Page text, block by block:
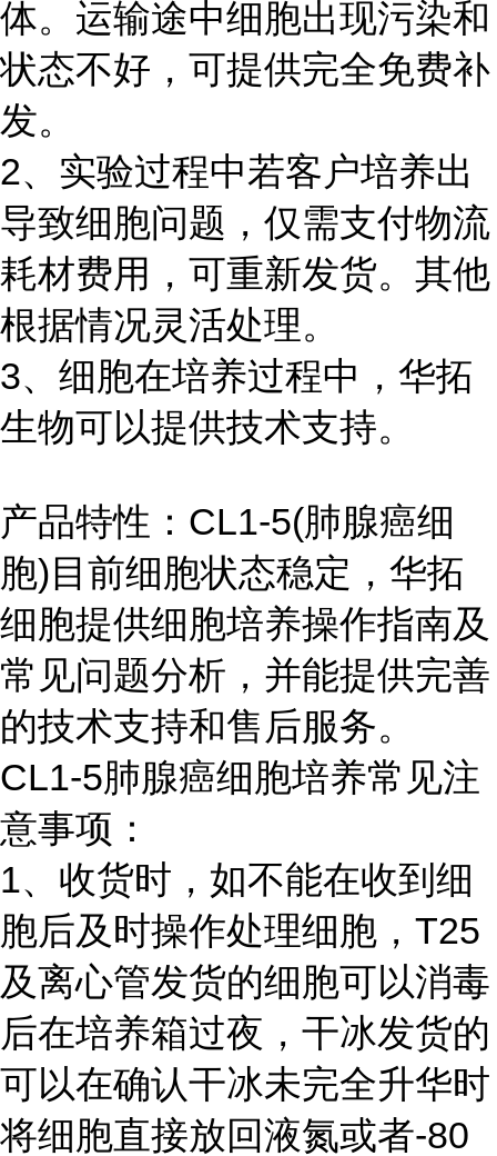
体。运输途中细胞出现污染和
状态不好，可提供完全免费补
发。
2、实验过程中若客户培养出
导致细胞问题，仅需支付物流
耗材费用，可重新发货。其他
根据情况灵活处理。
3、细胞在培养过程中，华拓
生物可以提供技术支持。
产品特性：CL1-5(肺腺癌细
胞)目前细胞状态稳定，华拓
细胞提供细胞培养操作指南及
常见问题分析，并能提供完善
的技术支持和售后服务。
CL1-5肺腺癌细胞培养常见注
意事项：
1、收货时，如不能在收到细
胞后及时操作处理细胞，T25
及离心管发货的细胞可以消毒
后在培养箱过夜，干冰发货的
可以在确认干冰未完全升华时
将细胞直接放回液氮或者-80